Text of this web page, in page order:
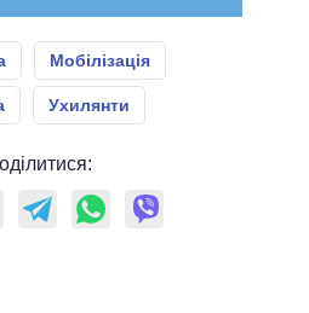
Мобілізація
Ухилянти